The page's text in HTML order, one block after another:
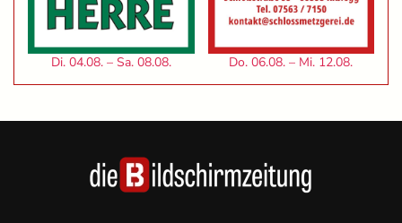
Di. 04.08. – Sa. 08.08. Do. 06.08. – Mi. 12.08.